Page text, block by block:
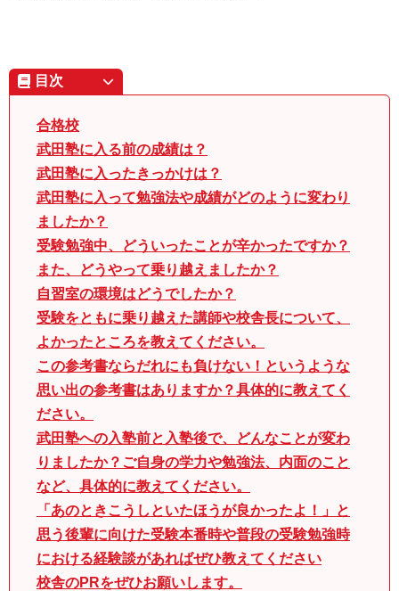
目次
合格校
武田塾に入る前の成績は？
武田塾に入ったきっかけは？
武田塾に入って勉強法や成績がどのように変わり
ましたか？
受験勉強中、どういったことが辛かったですか？
また、どうやって乗り越えましたか？
自習室の環境はどうでしたか？
受験をともに乗り越えた講師や校舎長について、
よかったところを教えてください。
この参考書ならだれにも負けない！というような
思い出の参考書はありますか？具体的に教えてく
ださい。
武田塾への入塾前と入塾後で、どんなことが変わ
りましたか？ご自身の学力や勉強法、内面のこと
など、具体的に教えてください。
「あのときこうしといたほうが良かったよ！」と
思う後輩に向けた受験本番時や普段の受験勉強時
における経験談があればぜひ教えてください
校舎のPRをぜひお願いします。